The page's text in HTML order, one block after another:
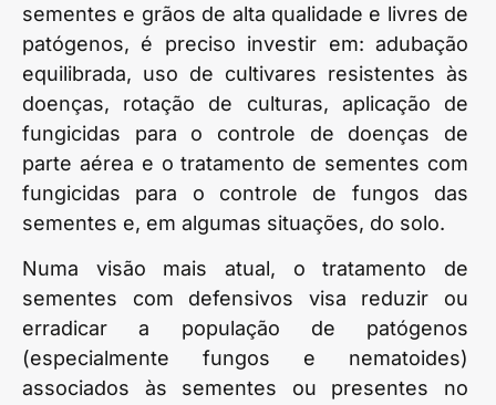
sementes e grãos de alta qualidade e livres de
patógenos, é preciso investir em: adubação
equilibrada, uso de cultivares resistentes às
doenças, rotação de culturas, aplicação de
fungicidas para o controle de doenças de
parte aérea e o tratamento de sementes com
fungicidas para o controle de fungos das
sementes e, em algumas situações, do solo.
Numa visão mais atual, o tratamento de
sementes com defensivos visa reduzir ou
erradicar a população de patógenos
(especialmente fungos e nematoides)
associados às sementes ou presentes no